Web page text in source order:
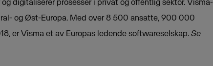
digitaliserer prosesser i privat og offentlig sektor. Visma-
og Øst-Europa. Med over 8 500 ansatte, 900 000
er Visma et av Europas ledende softwareselskap.Se